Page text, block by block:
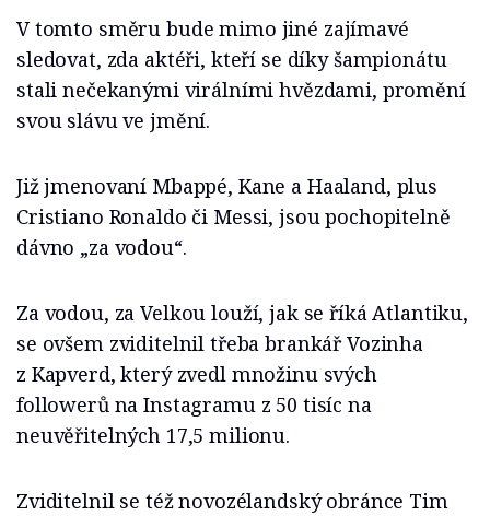
V tomto směru bude mimo jiné zajímavé
sledovat, zda aktéři, kteří se díky šampionátu
stali nečekanými virálními hvězdami, promění
svou slávu ve jmění.
Již jmenovaní Mbappé, Kane a Haaland, plus
Cristiano Ronaldo či Messi, jsou pochopitelně
dávno „za vodou“.
Za vodou, za Velkou louží, jak se říká Atlantiku,
se ovšem zviditelnil třeba brankář Vozinha
z Kapverd, který zvedl množinu svých
followerů na Instagramu z 50 tisíc na
neuvěřitelných 17,5 milionu.
Zviditelnil se též novozélandský obránce Tim